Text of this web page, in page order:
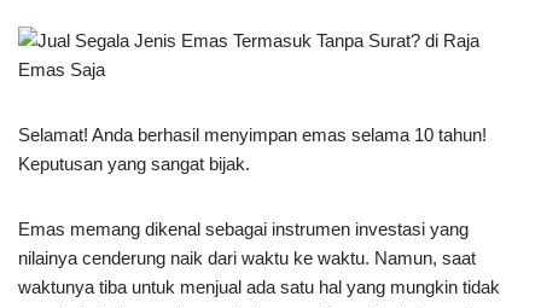
Selamat! Anda berhasil menyimpan emas selama 10 tahun!
Keputusan yang sangat bijak.
Emas memang dikenal sebagai instrumen investasi yang
nilainya cenderung naik dari waktu ke waktu. Namun, saat
waktunya tiba untuk menjual ada satu hal yang mungkin tidak